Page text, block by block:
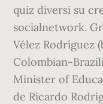
quiz diversi su
socialnetwork.
Vélez Rodríguez
Colombian-
Minister of
de Ricardo